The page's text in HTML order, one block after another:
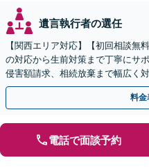
遺言執行者の選任
【関西エリア対応】【初回相談無
の対応から生前対策まで丁寧にサ
侵害額請求、相続放棄まで幅広く
間・休日面談可】【WEB面談】【
料金
電話で面談予約